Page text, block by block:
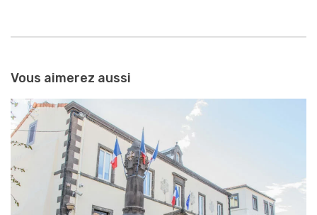
Navigation
entre
les
articles
Vous aimerez aussi